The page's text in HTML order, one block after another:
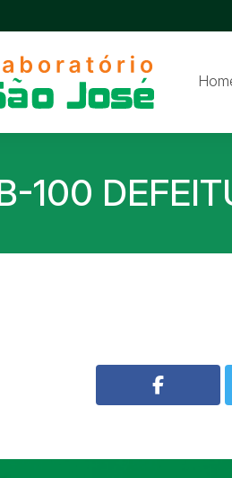
100